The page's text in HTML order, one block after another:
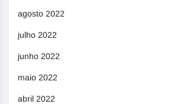
agosto 2022
julho 2022
junho 2022
maio 2022
abril 2022